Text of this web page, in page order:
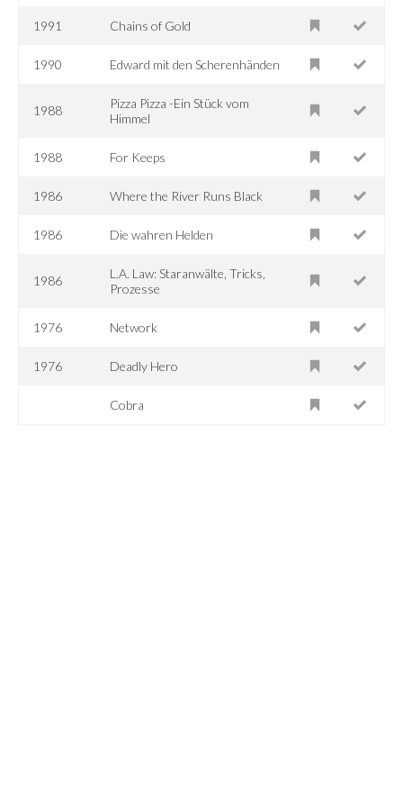
1991 Chains of Gold
1990 Edward mit den Scherenhänden
1988
Pizza Pizza -Ein Stück vom
Himmel
1988 For Keeps
1986 Where the River Runs Black
1986 Die wahren Helden
1986
L.A. Law: Staranwälte, Tricks,
Prozesse
1976 Network
1976 Deadly Hero
Cobra